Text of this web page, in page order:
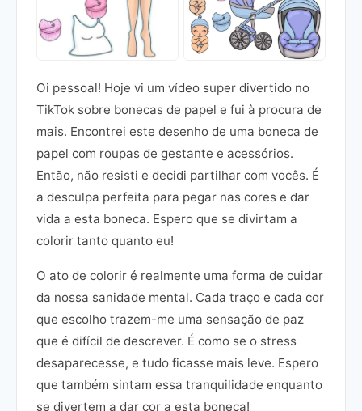
Oi pessoal! Hoje vi um vídeo super divertido no
TikTok sobre bonecas de papel e fui à procura de
mais. Encontrei este desenho de uma boneca de
papel com roupas de gestante e acessórios.
Então, não resisti e decidi partilhar com vocês. É
a desculpa perfeita para pegar nas cores e dar
vida a esta boneca. Espero que se divirtam a
colorir tanto quanto eu!
O ato de colorir é realmente uma forma de cuidar
da nossa sanidade mental. Cada traço e cada cor
que escolho trazem-me uma sensação de paz
que é difícil de descrever. É como se o stress
desaparecesse, e tudo ficasse mais leve. Espero
que também sintam essa tranquilidade enquanto
se divertem a dar cor a esta boneca!